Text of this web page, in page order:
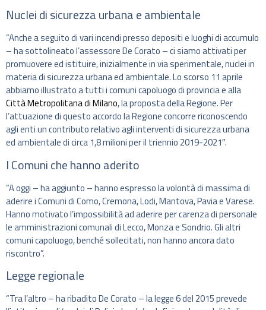
Nuclei di sicurezza urbana e ambientale
“Anche a seguito di vari incendi presso depositi e luoghi di accumulo
– ha sottolineato l’assessore De Corato – ci siamo attivati per
promuovere ed istituire, inizialmente in via sperimentale, nuclei in
materia di sicurezza urbana ed ambientale. Lo scorso 11 aprile
abbiamo illustrato a tutti i comuni capoluogo di provincia e alla
Città Metropolitana di Milano, la proposta della Regione. Per
l’attuazione di questo accordo la Regione concorre riconoscendo
agli enti un contributo relativo agli interventi di sicurezza urbana
ed ambientale di circa 1,8 milioni per il triennio 2019-2021″.
I Comuni che hanno aderito
“A oggi – ha aggiunto – hanno espresso la volontà di massima di
aderire i Comuni di Como, Cremona, Lodi, Mantova, Pavia e Varese.
Hanno motivato l’impossibilità ad aderire per carenza di personale
le amministrazioni comunali di Lecco, Monza e Sondrio. Gli altri
comuni capoluogo, benché sollecitati, non hanno ancora dato
riscontro”.
Legge regionale
“Tra l’altro – ha ribadito De Corato – la legge 6 del 2015 prevede